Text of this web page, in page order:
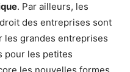
. Par ailleurs, les
des entreprises sont
les grandes entreprises
pour les petites